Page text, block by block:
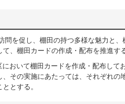
問を促し、棚田の持つ多様な魅力と
、棚田カードの作成・配布を推進する
おいて棚田カードを作成・配布して
、その実施にあたっては、それぞれ
とする。